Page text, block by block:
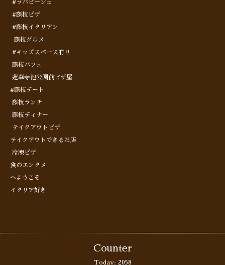
#ラパピージェ
#藤枝ピザ
#藤枝イタリアン
藤枝グルメ
#キッズスペース有り
藤枝パフェ
蓮華寺池公園前ピザ屋
#藤枝デート
藤枝ランチ
藤枝ディナー
テイクアウトピザ
テイクアウトできるお店
冷凍ピザ
食のエンタメ
へようこそ
イタリア好き
Counter
Today: 2058